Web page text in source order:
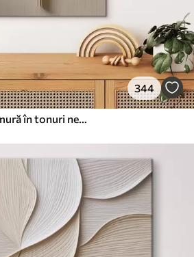
344
Cercuri în relief și o ramură în tonuri neutre calde